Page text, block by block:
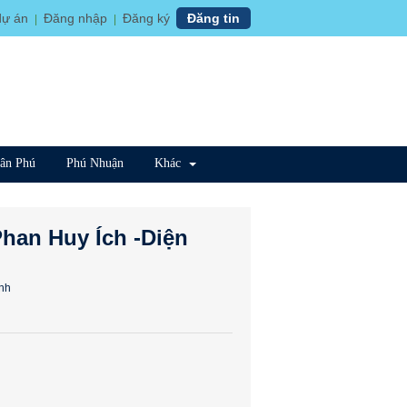
án Đăng nhập Đăng ký Đăng tin
Phú Phú Nhuận Khác
Huy Ích -Diện